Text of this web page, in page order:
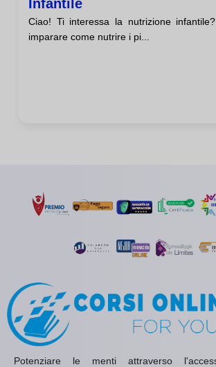
Infantile
Ciao! Ti interessa la nutrizione
imparare come nutrire i pi...
Potenziare le menti attraverso